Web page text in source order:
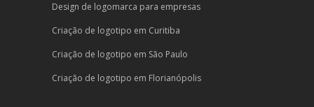
Design de logomarca para empresas
Criação de logotipo em Curitiba
Criação de logotipo em São Paulo
Criação de logotipo em Florianópolis